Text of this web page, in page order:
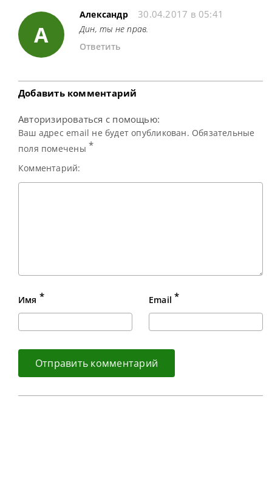
А
Александр 30.04.2017 в 05:41
Дин, ты не прав.
Ответить
Добавить комментарий
Авторизироваться с помощью:
Ваш адрес email не будет опубликован. Обязательные
поля помечены *
Комментарий:
Имя * Email *